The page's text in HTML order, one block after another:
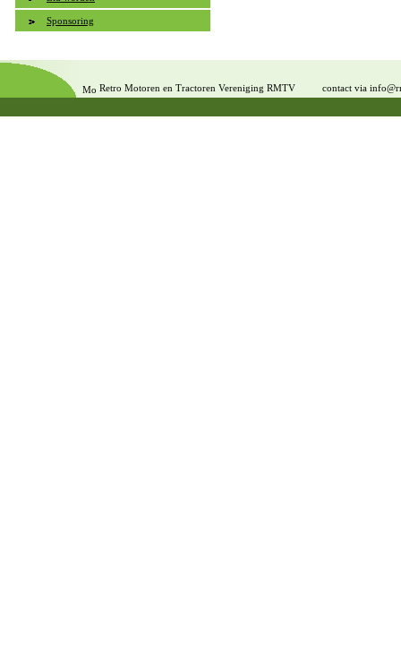
Sponsoring
Retro Motoren en Tractoren Vereniging RMTV contact via